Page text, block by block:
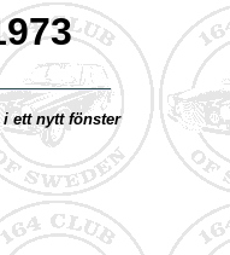
ett nytt fönster